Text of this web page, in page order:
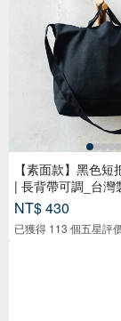
【素面款】黑色
| 長背帶可調_台灣
NT$ 430
已獲得 113 個五星評